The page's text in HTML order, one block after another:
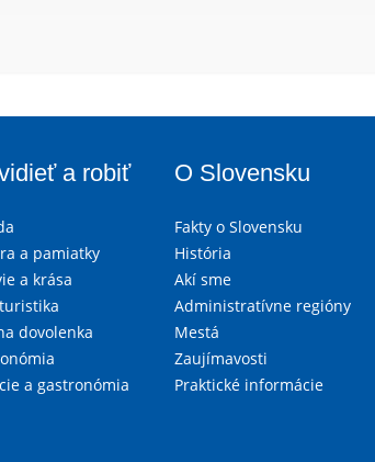
a robiť
a pamiatky
a krása
dovolenka
a gastronómia
O Slovensku
Fakty o Slovensku
História
Akí sme
Administratívne regióny
Mestá
Zaujímavosti
Praktické informácie